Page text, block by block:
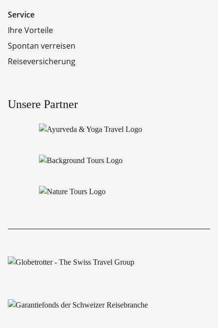
Service
Ihre Vorteile
Spontan verreisen
Reiseversicherung
Unsere Partner